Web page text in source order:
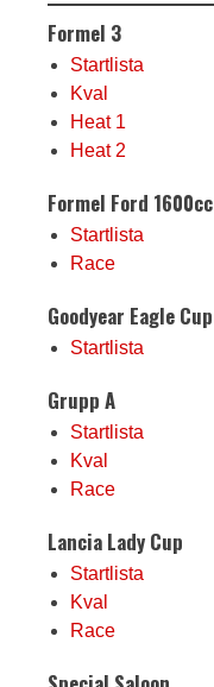
Formel 3
Startlista
Kval
Heat 1
Heat 2
Formel Ford 1600cc
Startlista
Race
Goodyear Eagle Cup
Startlista
Grupp A
Startlista
Kval
Race
Lancia Lady Cup
Startlista
Kval
Race